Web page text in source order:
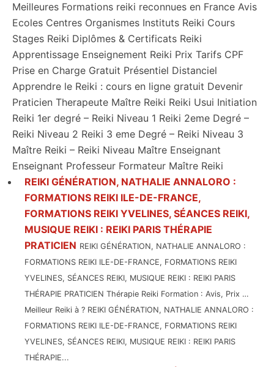
Meilleures Formations reiki reconnues en France Avis
Ecoles Centres Organismes Instituts Reiki Cours
Stages Reiki Diplômes & Certificats Reiki
Apprentissage Enseignement Reiki Prix Tarifs CPF
Prise en Charge Gratuit Présentiel Distanciel
Apprendre le Reiki : cours en ligne gratuit Devenir
Praticien Therapeute Maître Reiki Reiki Usui Initiation
Reiki 1er degré – Reiki Niveau 1 Reiki 2eme Degré –
Reiki Niveau 2 Reiki 3 eme Degré – Reiki Niveau 3
Maître Reiki – Reiki Niveau Maître Enseignant
Enseignant Professeur Formateur Maître Reiki
REIKI GÉNÉRATION, NATHALIE ANNALORO :
FORMATIONS REIKI ILE-DE-FRANCE,
FORMATIONS REIKI YVELINES, SÉANCES REIKI,
MUSIQUE REIKI : REIKI PARIS THÉRAPIE
PRATICIEN REIKI GÉNÉRATION, NATHALIE ANNALORO :
FORMATIONS REIKI ILE-DE-FRANCE, FORMATIONS REIKI
YVELINES, SÉANCES REIKI, MUSIQUE REIKI : REIKI PARIS
THÉRAPIE PRATICIEN Thérapie Reiki Formation : Avis, Prix …
Meilleur Reiki à ? REIKI GÉNÉRATION, NATHALIE ANNALORO :
FORMATIONS REIKI ILE-DE-FRANCE, FORMATIONS REIKI
YVELINES, SÉANCES REIKI, MUSIQUE REIKI : REIKI PARIS
THÉRAPIE...